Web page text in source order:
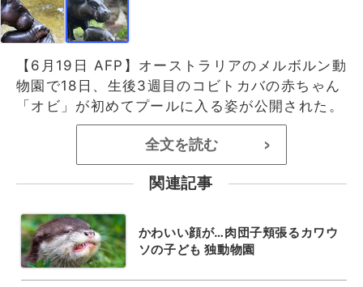
【6月19日 AFP】オーストラリアのメルボルン動
物園で18日、生後3週目のコビトカバの赤ちゃん
「オビ」が初めてプールに入る姿が公開された。
全文を読む >
関連記事
かわいい顔が…肉団子頬張るカワウ
ソの子ども 独動物園